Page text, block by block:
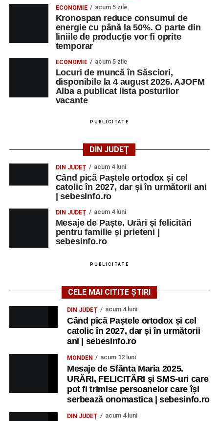
ECONOMIE acum 5 zile
Kronospan reduce consumul de
energie cu până la 50%. O parte din
liniile de producție vor fi oprite
temporar
ECONOMIE acum 5 zile
Locuri de muncă în Săsciori,
disponibile la 4 august 2026. AJOFM
Alba a publicat lista posturilor
vacante
PUBLICITATE
DIN JUDEȚ
DIN JUDEȚ acum 4 luni
Când pică Paștele ortodox și cel
catolic în 2027, dar și în următorii ani
| sebesinfo.ro
DIN JUDEȚ acum 4 luni
Mesaje de Paște. Urări și felicitări
pentru familie și prieteni |
sebesinfo.ro
PUBLICITATE
CELE MAI CITITE ȘTIRI
DIN JUDEȚ acum 4 luni
Când pică Paștele ortodox și cel
catolic în 2027, dar și în următorii
ani | sebesinfo.ro
MONDEN acum 12 luni
Mesaje de Sfânta Maria 2025.
URĂRI, FELICITĂRI și SMS-uri care
pot fi trimise persoanelor care își
serbează onomastica | sebesinfo.ro
DIN JUDEȚ acum 4 luni